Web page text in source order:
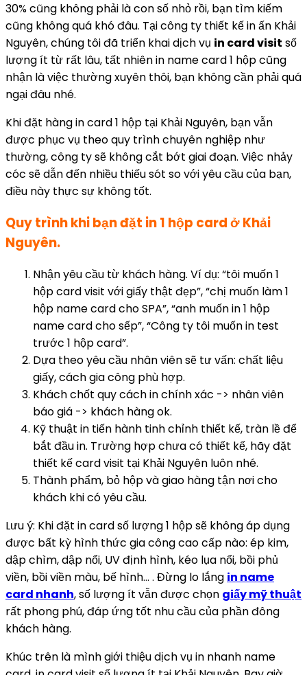
30% cũng không phải là con số nhỏ rồi, bạn tìm kiếm
cũng không quá khó đâu. Tại công ty thiết kế in ấn Khải
Nguyên, chúng tôi đã triển khai dịch vụ in card visit số
lượng ít từ rất lâu, tất nhiên in name card 1 hộp cũng
nhận là việc thường xuyên thôi, bạn không cần phải quá
ngại đâu nhé.
Khi đặt hàng in card 1 hộp tại Khải Nguyên, bạn vẫn
được phục vụ theo quy trình chuyên nghiệp như
thường, công ty sẽ không cắt bớt giai đoạn. Việc nhảy
cóc sẽ dẫn đến nhiều thiếu sót so với yêu cầu của bạn,
điều này thực sự không tốt.
Quy trình khi bạn đặt in 1 hộp card ở Khải
Nguyên.
Nhận yêu cầu từ khách hàng. Ví dụ: “tôi muốn 1
hộp card visit với giấy thật đẹp”, “chị muốn làm 1
hộp name card cho SPA”, “anh muốn in 1 hộp
name card cho sếp”, “Công ty tôi muốn in test
trước 1 hộp card”.
Dựa theo yêu cầu nhân viên sẽ tư vấn: chất liệu
giấy, cách gia công phù hợp.
Khách chốt quy cách in chính xác -> nhân viên
báo giá -> khách hàng ok.
Kỹ thuật in tiến hành tinh chỉnh thiết kế, tràn lề để
bắt đầu in. Trường hợp chưa có thiết kế, hãy đặt
thiết kế card visit tại Khải Nguyên luôn nhé.
Thành phẩm, bỏ hộp và giao hàng tận nơi cho
khách khi có yêu cầu.
Lưu ý: Khi đặt in card số lượng 1 hộp sẽ không áp dụng
được bất kỳ hình thức gia công cao cấp nào: ép kim,
dập chìm, dập nổi, UV định hình, kéo lụa nổi, bồi phủ
viền, bồi viền màu, bế hình… . Đừng lo lắng in name
card nhanh, số lượng ít vẫn được chọn giấy mỹ thuật
rất phong phú, đáp ứng tốt nhu cầu của phần đông
khách hàng.
Khúc trên là mình giới thiệu dịch vụ in nhanh name